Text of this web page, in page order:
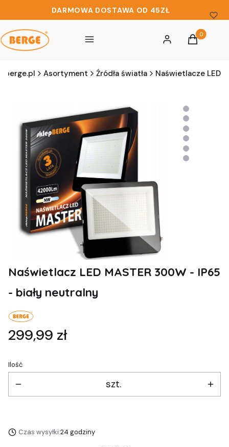
DARMOWA DOSTAWA OD 45ZŁ
Menu Zaloguj sięProdukty
Koszyk
berge.pl Asortyment Źródła światła Naświetlacze LED
Naświetlacz LED MASTER 300W - IP65
- biały neutralny
Cena
299,99 zł
Ilość
szt.
Czas wysyłki:24 godziny